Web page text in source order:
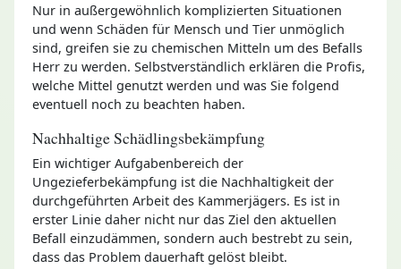
Nur in außergewöhnlich komplizierten Situationen
und wenn Schäden für Mensch und Tier unmöglich
sind, greifen sie zu chemischen Mitteln um des Befalls
Herr zu werden. Selbstverständlich erklären die Profis,
welche Mittel genutzt werden und was Sie folgend
eventuell noch zu beachten haben.
Nachhaltige Schädlingsbekämpfung
Ein wichtiger Aufgabenbereich der
Ungezieferbekämpfung ist die Nachhaltigkeit der
durchgeführten Arbeit des Kammerjägers. Es ist in
erster Linie daher nicht nur das Ziel den aktuellen
Befall einzudämmen, sondern auch bestrebt zu sein,
dass das Problem dauerhaft gelöst bleibt.